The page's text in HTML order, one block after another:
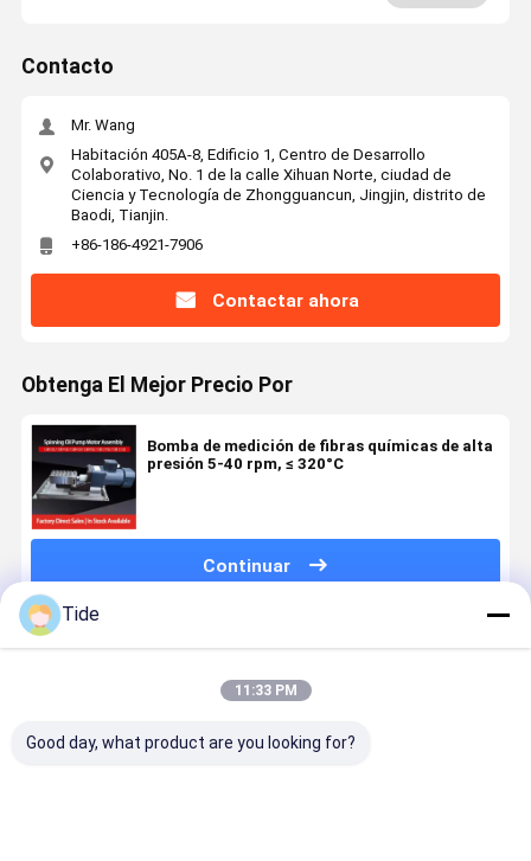
Contacto
Mr. Wang
Habitación 405A-8, Edificio 1, Centro de Desarrollo
Colaborativo, No. 1 de la calle Xihuan Norte, ciudad de
Ciencia y Tecnología de Zhongguancun, Jingjin, distrito de
Baodi, Tianjin.
+86-186-4921-7906
Contactar ahora
Obtenga El Mejor Precio Por
Bomba de medición de fibras químicas de alta
presión 5-40 rpm, ≤ 320°C
Continuar
Productos Recomendados
Tide
11:33 PM
Good day, what product are you looking for?